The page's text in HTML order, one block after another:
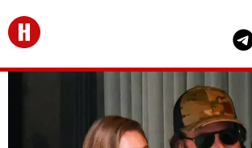
Перейти на главную